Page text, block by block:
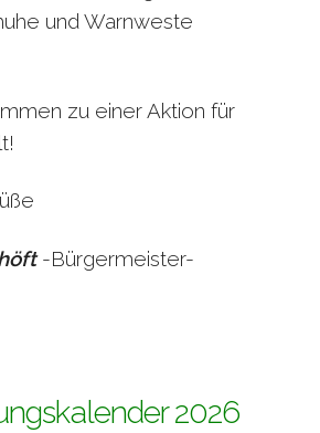
und Warnweste
zu einer Aktion für
-Bürgermeister-
2026